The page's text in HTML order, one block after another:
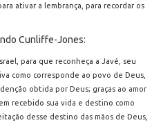
ativar a lembrança, para recordar os
Cunliffe-Jones:
para que reconheça a Javé, seu
como corresponde ao povo de Deus,
obtida por Deus; graças ao amor
recebido sua vida e destino como
desse destino das mãos de Deus,